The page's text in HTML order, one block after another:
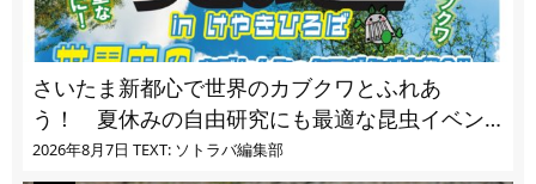
さいたま新都心で世界のカブクワとふれあ
う！ 夏休みの自由研究にも最適な昆虫イベン
ト
2026年8月7日 TEXT: ソトラバ編集部